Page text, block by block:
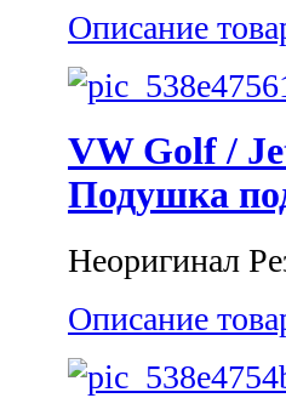
Описание
VW Golf /
Подушка
Неоригинал
Описание